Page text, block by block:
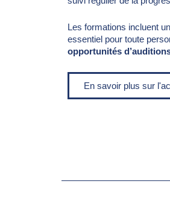
Les formations incluent
essentiel pour toute
opportunités
En savoir plus sur